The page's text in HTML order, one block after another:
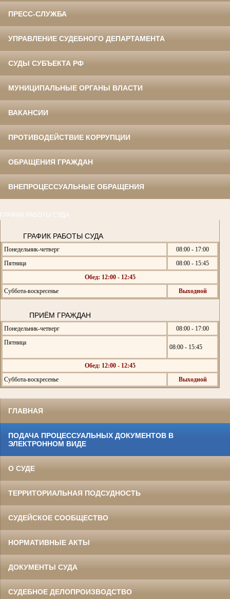
ПРЕСС-СЛУЖБА
УПРАВЛЕНИЕ СУДЕБНОГО ДЕПАРТАМЕНТА
СУДЫ СУБЪЕКТА РФ
МУНИЦИПАЛЬНЫЕ ОРГАНЫ ВЛАСТИ
ВАКАНСИИ
ПРОТИВОДЕЙСТВИЕ КОРРУПЦИИ
ОБРАЩЕНИЯ ГРАЖДАН
ВНЕПРОЦЕССУАЛЬНЫЕ ОБРАЩЕНИЯ
ГРАФИК РАБОТЫ СУДА
ГРАФИК РАБОТЫ СУДА
Понедельник-четверг
08:00 - 17:00
Пятница
08:00 - 15:45
Обед: 12:00 - 12:45
Суббота-воскресенье
Выходной
ПРИЁМ ГРАЖДАН
Понедельник-четверг
08:00 - 17:00
Пятница
08:00 - 15:45
Обед: 12:00 - 12:45
Суббота-воскресенье
Выходной
ГЛАВНАЯ
ПОДАЧА ПРОЦЕССУАЛЬНЫХ ДОКУМЕНТОВ В
ЭЛЕКТРОННОМ ВИДЕ
О СУДЕ
ТЕРРИТОРИАЛЬНАЯ ПОДСУДНОСТЬ
СУДЕЙСКОЕ СООБЩЕСТВО
НОРМАТИВНЫЕ АКТЫ
ДОКУМЕНТЫ СУДА
СУДЕБНОЕ ДЕЛОПРОИЗВОДСТВО